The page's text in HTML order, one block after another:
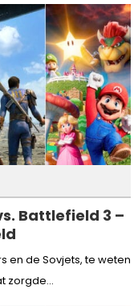
Battlefield 3 –
en de Sovjets, te weten
zorgde...